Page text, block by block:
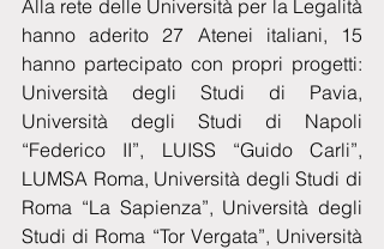
Alla rete delle Università per la Legalità
hanno aderito 27 Atenei italiani, 15
hanno partecipato con propri progetti:
Università degli Studi di Pavia,
Università degli Studi di Napoli
“Federico II”, LUISS “Guido Carli”,
LUMSA Roma, Università degli Studi di
Roma “La Sapienza”, Università degli
Studi di Roma “Tor Vergata”, Università